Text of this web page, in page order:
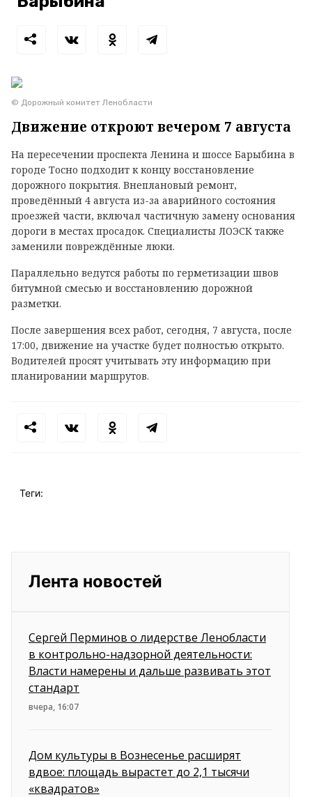
© Дорожный комитет Ленобласти
Движение откроют вечером 7 августа
На пересечении проспекта Ленина и шоссе Барыбина в
городе Тосно подходит к концу восстановление
дорожного покрытия. Внеплановый ремонт,
проведённый 4 августа из-за аварийного состояния
проезжей части, включал частичную замену основания
дороги в местах просадок. Специалисты ЛОЭСК также
заменили повреждённые люки.
Параллельно ведутся работы по герметизации швов
битумной смесью и восстановлению дорожной
разметки.
После завершения всех работ, сегодня, 7 августа, после
17:00, движение на участке будет полностью открыто.
Водителей просят учитывать эту информацию при
планировании маршрутов.
Теги:
Лента новостей
Сергей Перминов о лидерстве Ленобласти
в контрольно-надзорной деятельности:
Власти намерены и дальше развивать этот
стандарт
вчера, 16:07
Дом культуры в Вознесенье расширят
вдвое: площадь вырастет до 2,1 тысячи
«квадратов»